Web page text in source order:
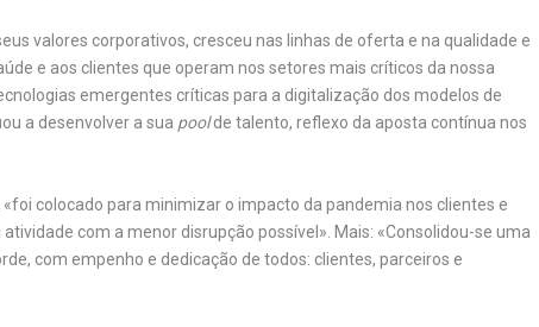
valores corporativos, cresceu nas linhas de oferta e na qualidade e
e aos clientes que operam nos setores mais críticos da nossa
emergentes críticas para a digitalização dos modelos de
a desenvolver a sua poolde talento, reflexo da aposta contínua nos
colocado para minimizar o impacto da pandemia nos clientes e
com a menor disrupção possível». Mais: «Consolidou-se uma
com empenho e dedicação de todos: clientes, parceiros e